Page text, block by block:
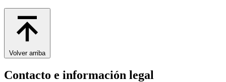
Volver arriba
Contacto e información legal